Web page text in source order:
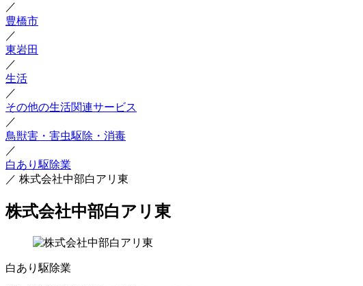
／
豊橋市
／
東岩田
／
生活
／
その他の生活関連サービス
／
鳥獣害・害虫駆除・消毒
／
白あり駆除業
／ 株式会社中部白アリ東
株式会社中部白アリ東
白あり駆除業